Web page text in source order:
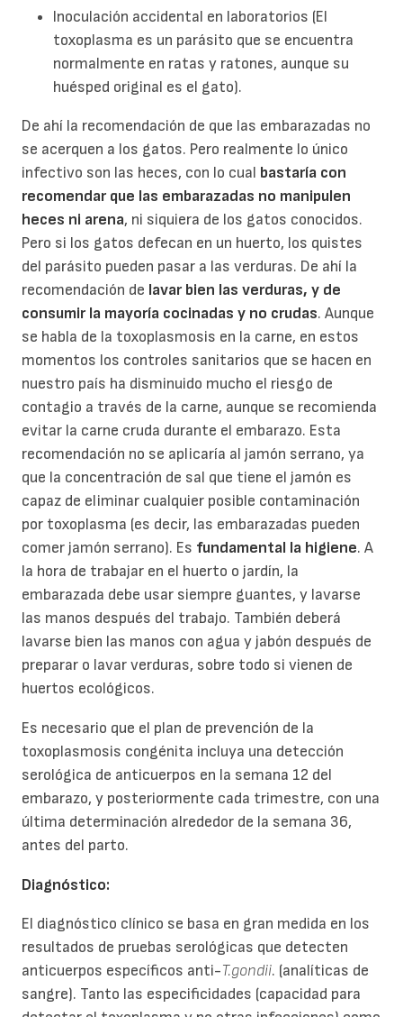
Inoculación accidental en laboratorios (El
toxoplasma es un parásito que se encuentra
normalmente en ratas y ratones, aunque su
huésped original es el gato).
De ahí la recomendación de que las embarazadas no
se acerquen a los gatos. Pero realmente lo único
infectivo son las heces, con lo cual bastaría con
recomendar que las embarazadas no manipulen
heces ni arena, ni siquiera de los gatos conocidos.
Pero si los gatos defecan en un huerto, los quistes
del parásito pueden pasar a las verduras. De ahí la
recomendación de lavar bien las verduras, y de
consumir la mayoría cocinadas y no crudas. Aunque
se habla de la toxoplasmosis en la carne, en estos
momentos los controles sanitarios que se hacen en
nuestro país ha disminuido mucho el riesgo de
contagio a través de la carne, aunque se recomienda
evitar la carne cruda durante el embarazo. Esta
recomendación no se aplicaría al jamón serrano, ya
que la concentración de sal que tiene el jamón es
capaz de eliminar cualquier posible contaminación
por toxoplasma (es decir, las embarazadas pueden
comer jamón serrano). Es fundamental la higiene. A
la hora de trabajar en el huerto o jardín, la
embarazada debe usar siempre guantes, y lavarse
las manos después del trabajo. También deberá
lavarse bien las manos con agua y jabón después de
preparar o lavar verduras, sobre todo si vienen de
huertos ecológicos.
Es necesario que el plan de prevención de la
toxoplasmosis congénita incluya una detección
serológica de anticuerpos en la semana 12 del
embarazo, y posteriormente cada trimestre, con una
última determinación alrededor de la semana 36,
antes del parto.
Diagnóstico:
El diagnóstico clínico se basa en gran medida en los
resultados de pruebas serológicas que detecten
anticuerpos específicos anti-T.gondii. (analíticas de
sangre). Tanto las especificidades (capacidad para